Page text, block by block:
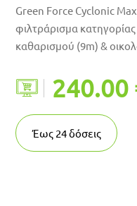
Green Force Cyclonic
φιλτράρισμα
καθαρισμού (9m) &
240.00
Έως 24δόσεις